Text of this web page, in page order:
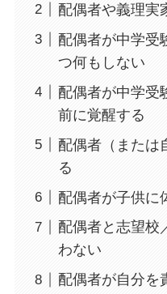
配偶者や義理実
配偶者が中学受
つ何もしない
配偶者が中学受
前に覚醒する
配偶者（または
る
配偶者が子供に
配偶者と志望校
わない
配偶者が自分を